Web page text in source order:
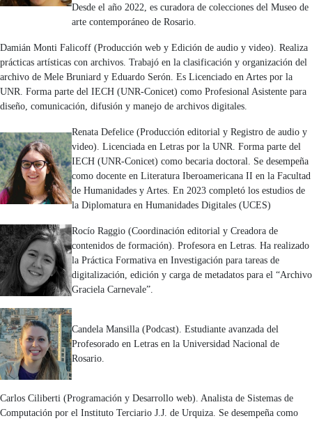
Desde el año 2022, es curadora de colecciones del Museo de
arte contemporáneo de Rosario.
Damián Monti Falicoff (Producción web y Edición de audio y video). Realiza
prácticas artísticas con archivos. Trabajó en la clasificación y organización del
archivo de Mele Bruniard y Eduardo Serón. Es Licenciado en Artes por la
UNR. Forma parte del IECH (UNR-Conicet) como Profesional Asistente para
diseño, comunicación, difusión y manejo de archivos digitales.
Renata Defelice (Producción editorial y Registro de audio y
video). Licenciada en Letras por la UNR. Forma parte del
IECH (UNR-Conicet) como becaria doctoral. Se desempeña
como docente en Literatura Iberoamericana II en la Facultad
de Humanidades y Artes. En 2023 completó los estudios de
la Diplomatura en Humanidades Digitales (UCES)
Rocío Raggio (Coordinación editorial y Creadora de
contenidos de formación). Profesora en Letras. Ha realizado
la Práctica Formativa en Investigación para tareas de
digitalización, edición y carga de metadatos para el “Archivo
Graciela Carnevale”.
Candela Mansilla (Podcast). Estudiante avanzada del
Profesorado en Letras en la Universidad Nacional de
Rosario.
Carlos Ciliberti (Programación y Desarrollo web). Analista de Sistemas de
Computación por el Instituto Terciario J.J. de Urquiza. Se desempeña como